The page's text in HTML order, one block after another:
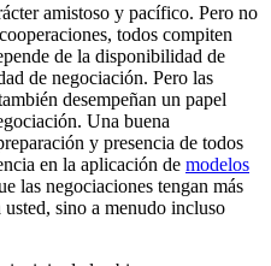
amistoso y pacífico. Pero no
todos compiten
de la disponibilidad de
de negociación. Pero las
desempeñan un papel
Una buena
y presencia de todos
en la aplicación de modelos
las negociaciones tengan más
sino a menudo incluso